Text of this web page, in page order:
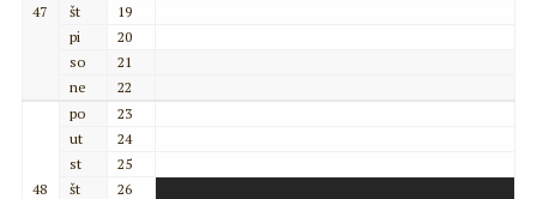
47
št
19
pi
20
so
21
ne
22
48
po
23
ut
24
st
25
št
26